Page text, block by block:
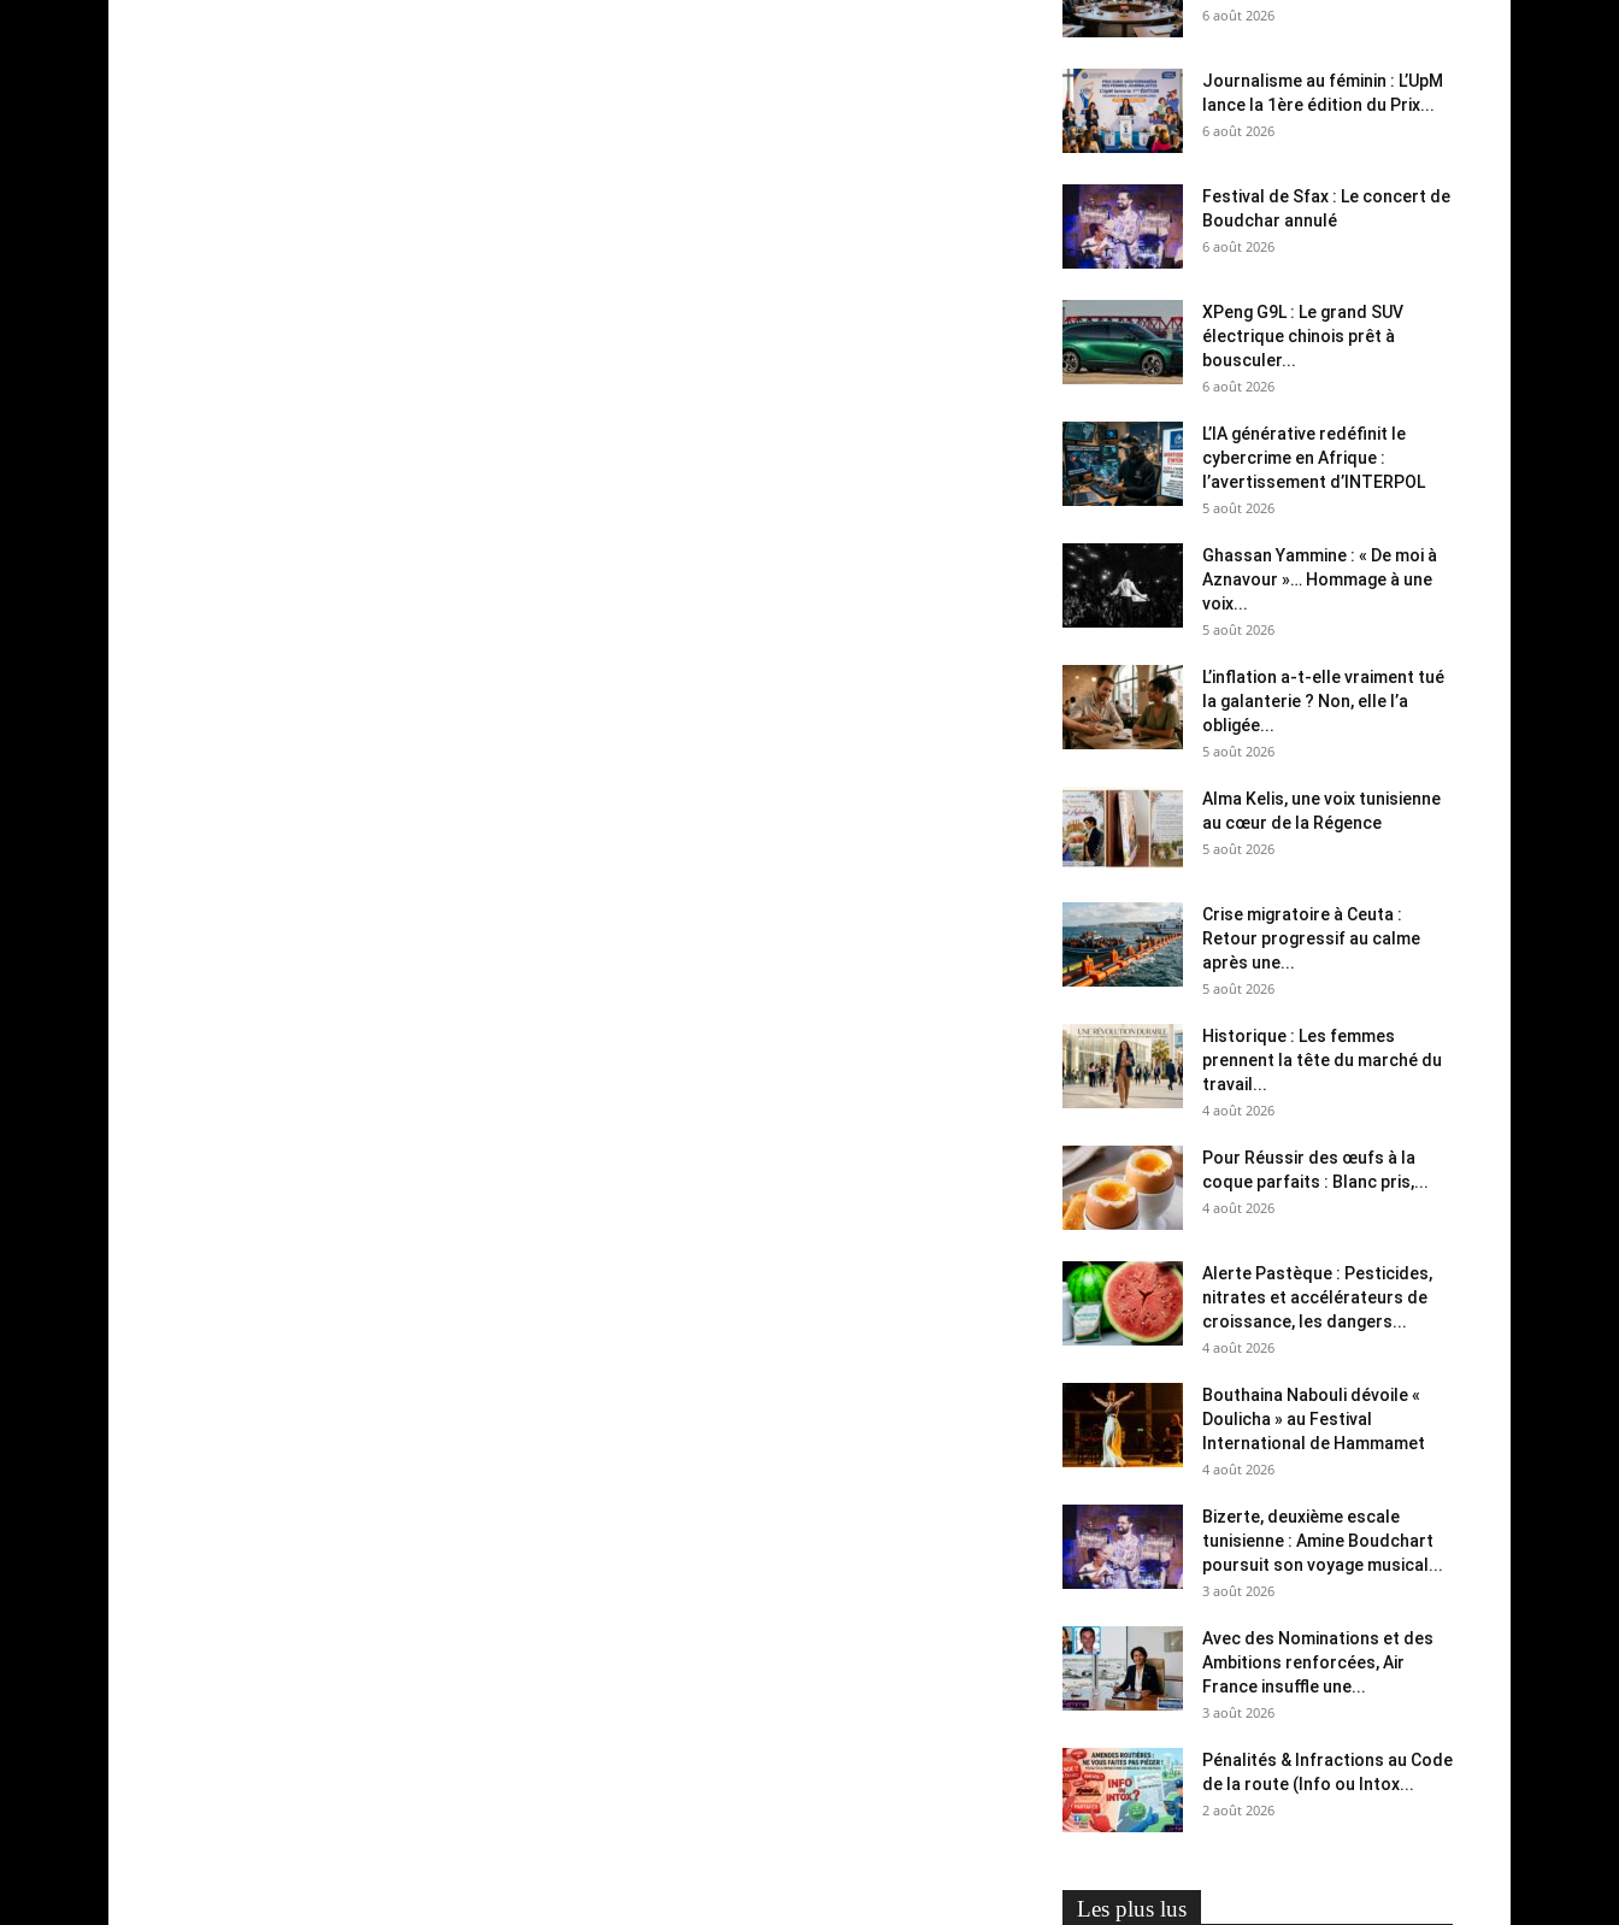
6 août 2026
Journalisme au féminin : L’UpM
lance la 1ère édition du Prix...
6 août 2026
Festival de Sfax : Le concert de
Boudchar annulé
6 août 2026
XPeng G9L : Le grand SUV
électrique chinois prêt à
bousculer...
6 août 2026
L’IA générative redéfinit le
cybercrime en Afrique :
l’avertissement d’INTERPOL
5 août 2026
Ghassan Yammine : « De moi à
Aznavour »… Hommage à une
voix...
5 août 2026
L’inflation a-t-elle vraiment tué
la galanterie ? Non, elle l’a
obligée...
5 août 2026
Alma Kelis, une voix tunisienne
au cœur de la Régence
5 août 2026
Crise migratoire à Ceuta :
Retour progressif au calme
après une...
5 août 2026
Historique : Les femmes
prennent la tête du marché du
travail...
4 août 2026
Pour Réussir des œufs à la
coque parfaits : Blanc pris,...
4 août 2026
Alerte Pastèque : Pesticides,
nitrates et accélérateurs de
croissance, les dangers...
4 août 2026
Bouthaina Nabouli dévoile «
Doulicha » au Festival
International de Hammamet
4 août 2026
Bizerte, deuxième escale
tunisienne : Amine Boudchart
poursuit son voyage musical...
3 août 2026
Avec des Nominations et des
Ambitions renforcées, Air
France insuffle une...
3 août 2026
Pénalités & Infractions au Code
de la route (Info ou Intox...
2 août 2026
Les plus lus